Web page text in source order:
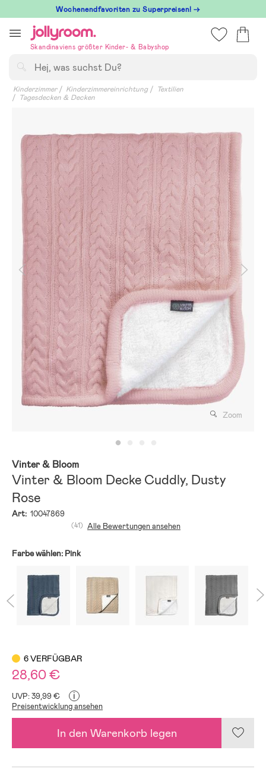
till
innehållet
Wochenendfavoriten zu Superpreisen! →
Skandinaviens größter Kinder- & Babyshop
Kinderzimmer Kinderzimmereinrichtung
Textilien
Tagesdecken & Decken
Zoom
Vinter & Bloom
Vinter & Bloom Decke Cuddly, Dusty
Rose
Art: 10047869
(41) Alle Bewertungen ansehen
Farbe wählen: Pink
6 VERFÜGBAR
28,60 €
UVP: 39,99 € i
Preisentwicklung ansehen
In den Warenkorb legen